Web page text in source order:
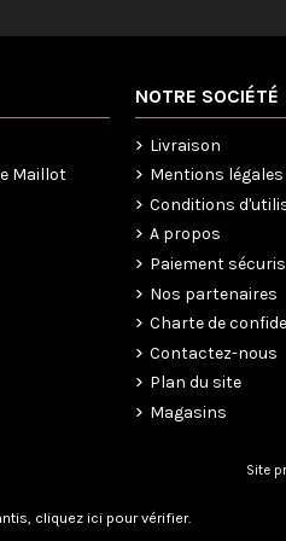
Maillot
NOTRE SOCIÉTÉ
Livraison
Mentions légales
Conditions
A propos
Paiement
Nos partenaires
Charte de
Contactez-nous
Plan du site
Magasins
Site
cliquez ici pour vérifier.